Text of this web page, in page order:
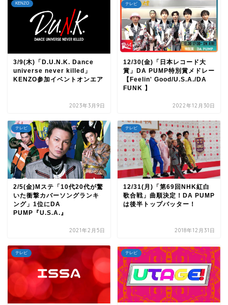
KENZO
3/9(木)「D.U.N.K. Dance
universe never killed」
KENZO参加イベントオンエア
2023年3月9日
テレビ
12/30(金)「日本レコード大
賞」DA PUMP特別賞メドレー
【Feelin' Good/U.S.A./DA
FUNK 】
2022年12月30日
テレビ
2/5(金)Mステ「10代20代が驚
いた衝撃カバーソングランキ
ング」1位にDA
PUMP『U.S.A.』
2021年2月5日
テレビ
12/31(月)「第69回NHK紅白
歌合戦」曲順決定！DA PUMP
は後半トップバッター！
2018年12月31日
テレビ テレビ